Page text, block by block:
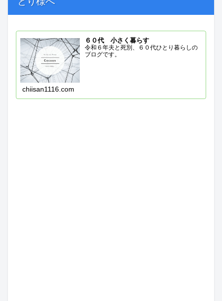
６０代 小さく暮らす
令和６年夫と死別、６０代ひとり暮らしの
ブログです。
chiisan1116.com